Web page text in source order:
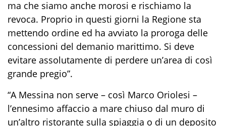
ma che siamo anche morosi e rischiamo la
revoca. Proprio in questi giorni la Regione sta
mettendo ordine ed ha avviato la proroga delle
concessioni del demanio marittimo. Si deve
evitare assolutamente di perdere un’area di così
grande pregio”.
“A Messina non serve – così Marco Oriolesi –
l’ennesimo affaccio a mare chiuso dal muro di
un’altro ristorante sulla spiaggia o di un deposito